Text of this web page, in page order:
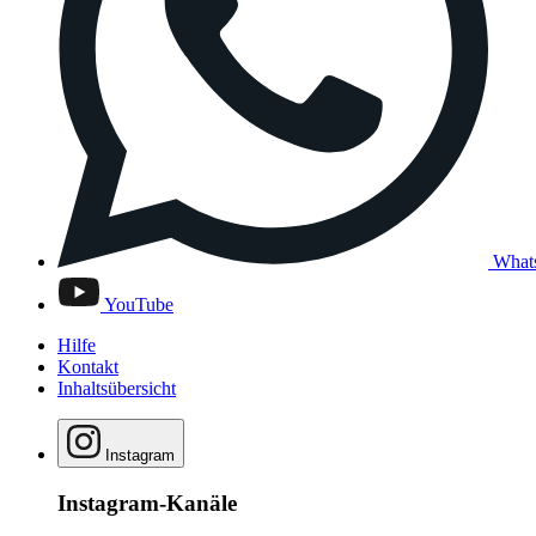
YouTube
Hilfe
Kontakt
Inhaltsübersicht
Instagram
Instagram-Kanäle